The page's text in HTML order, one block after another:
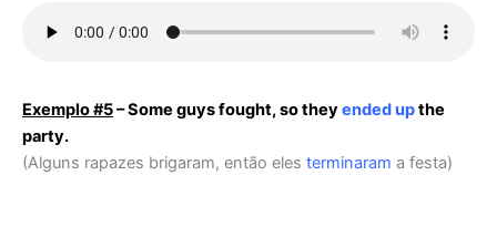
Exemplo #5– Some guys fought, so theyended upthe
party.
(Alguns rapazes brigaram, então eles terminaram a festa)